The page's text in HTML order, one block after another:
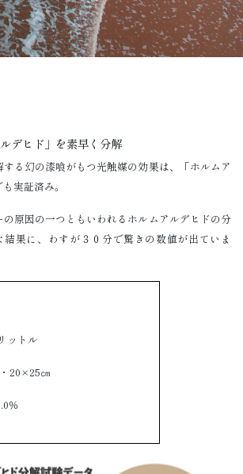
デヒド」を素早く分解
る幻の漆喰がもつ光触媒の効果は、「ホルムア
実証済み。
原因の一つともいわれるホルムアルデヒドの分
果に、わすが３０分で驚きの数値が出ていま
ットル
20×25㎝
％